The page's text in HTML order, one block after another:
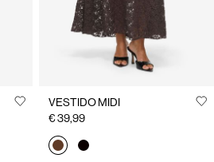
VESTIDO MIDI
€ 39,99